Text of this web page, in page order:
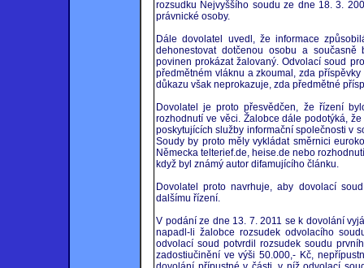
rozsudku Nejvyššího soudu ze dne 18. 3.
právnické osoby.
Dále dovolatel uvedl, že informace
dehonestovat dotčenou osobu a současně
povinen prokázat žalovaný. Odvolací soud
předmětném vláknu a zkoumal, zda
důkazu však neprokazuje, zda předmětné
Dovolatel je proto přesvědčen, že řízení
rozhodnutí ve věci. Žalobce dále podotýká,
poskytujících služby informační společnosti v
Soudy by proto měly vykládat směrnici
Německa telterief.de, heise.de nebo
když byl známý autor difamujícího článku.
Dovolatel proto navrhuje, aby dovolací
dalšímu řízení.
V podání ze dne 13. 7. 2011 se k dovolání
napadl-li žalobce rozsudek odvolacího
odvolací soud potvrdil rozsudek soudu
zadostiučinění ve výši 50.000,- Kč,